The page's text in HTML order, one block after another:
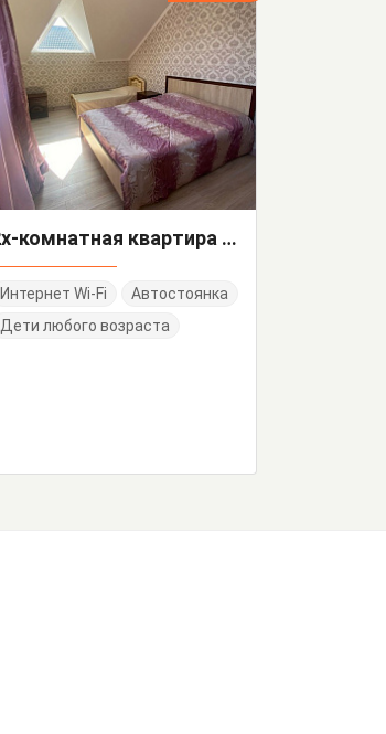
2х-комнатная квартира Фермерская 3
Интернет Wi-Fi
Автостоянка
Дети любого возраста